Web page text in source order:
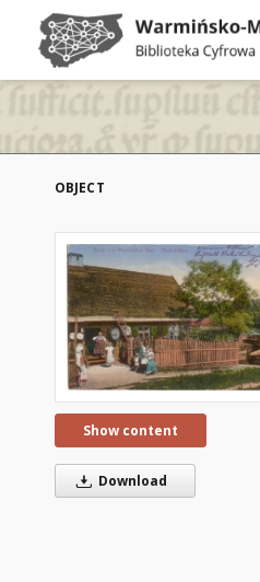
OBJECT
Show content
Download